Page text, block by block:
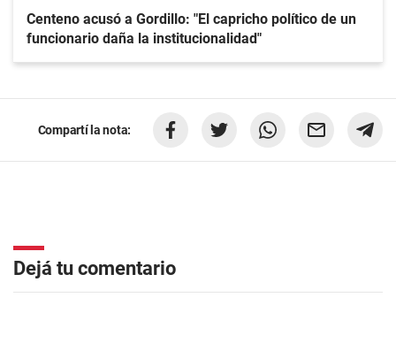
Centeno acusó a Gordillo: "El capricho político de un
funcionario daña la institucionalidad"
Compartí la nota:
Dejá tu comentario